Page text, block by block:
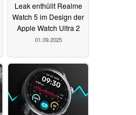
Leak enthüllt Realme
Watch 5 im Design der
Apple Watch Ultra 2
01.09.2025